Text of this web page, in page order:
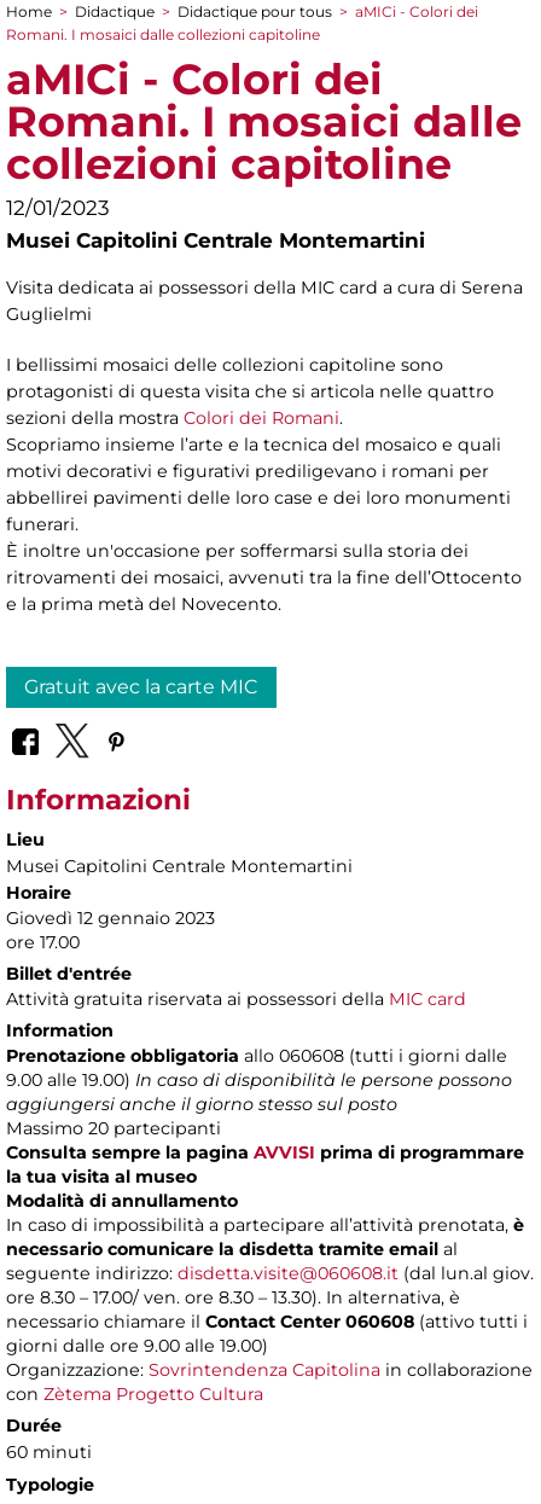
You are here
Home > Didactique > Didactique pour tous > aMICi - Colori dei
Romani. I mosaici dalle collezioni capitoline
aMICi - Colori dei
Romani. I mosaici dalle
collezioni capitoline
12/01/2023
Musei Capitolini Centrale Montemartini
Visita dedicata ai possessori della MIC card a cura di Serena
Guglielmi
I bellissimi mosaici delle collezioni capitoline sono
protagonisti di questa visita che si articola nelle quattro
sezioni della mostra Colori dei Romani.
Scopriamo insieme l’arte e la tecnica del mosaico e quali
motivi decorativi e figurativi prediligevano i romani per
abbellirei pavimenti delle loro case e dei loro monumenti
funerari.
È inoltre un'occasione per soffermarsi sulla storia dei
ritrovamenti dei mosaici, avvenuti tra la fine dell’Ottocento
e la prima metà del Novecento.
Gratuit avec la carte MIC
Informazioni
Lieu
Musei Capitolini Centrale Montemartini
Horaire
Giovedì 12 gennaio 2023
ore 17.00
Billet d'entrée
Attività gratuita riservata ai possessori della MIC card
Information
Prenotazione obbligatoria allo 060608 (tutti i giorni dalle
9.00 alle 19.00) In caso di disponibilità le persone possono
aggiungersi anche il giorno stesso sul posto
Massimo 20 partecipanti
Consulta sempre la pagina AVVISI prima di programmare
la tua visita al museo
Modalità di annullamento
In caso di impossibilità a partecipare all’attività prenotata, è
necessario comunicare la disdetta tramite email al
seguente indirizzo: disdetta.visite@060608.it (dal lun.al giov.
ore 8.30 – 17.00/ ven. ore 8.30 – 13.30). In alternativa, è
necessario chiamare il Contact Center 060608 (attivo tutti i
giorni dalle ore 9.00 alle 19.00)
Organizzazione: Sovrintendenza Capitolina in collaborazione
con Zètema Progetto Cultura
Durée
60 minuti
Typologie